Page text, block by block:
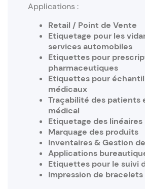
Applications :
Retail / Point de Vente
Etiquetage pour les
services automobiles
Etiquettes pour
pharmaceutiques
Etiquettes pour
médicaux
Traçabilité des patients
médical
Etiquetage des linéaires
Marquage des produits
Inventaires & Gestion
Applications
Etiquettes pour le suivi
Impression de bracelets